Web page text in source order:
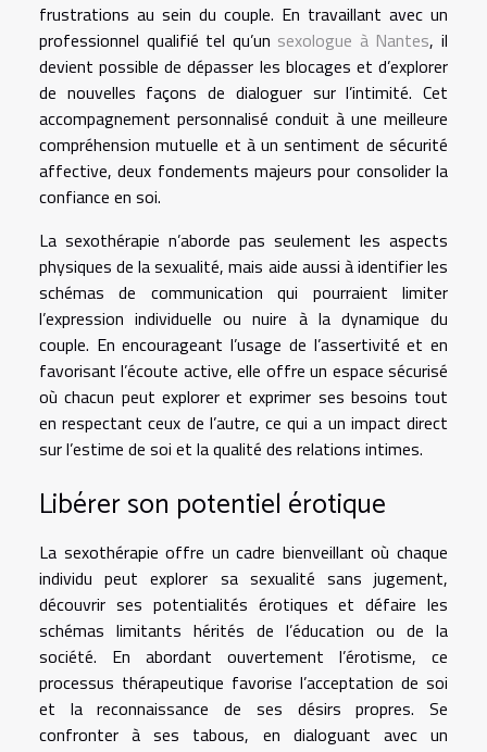
frustrations au sein du couple. En travaillant avec un
professionnel qualifié tel qu’un sexologue à Nantes, il
devient possible de dépasser les blocages et d’explorer
de nouvelles façons de dialoguer sur l’intimité. Cet
accompagnement personnalisé conduit à une meilleure
compréhension mutuelle et à un sentiment de sécurité
affective, deux fondements majeurs pour consolider la
confiance en soi.
La sexothérapie n’aborde pas seulement les aspects
physiques de la sexualité, mais aide aussi à identifier les
schémas de communication qui pourraient limiter
l’expression individuelle ou nuire à la dynamique du
couple. En encourageant l’usage de l’assertivité et en
favorisant l’écoute active, elle offre un espace sécurisé
où chacun peut explorer et exprimer ses besoins tout
en respectant ceux de l’autre, ce qui a un impact direct
sur l’estime de soi et la qualité des relations intimes.
Libérer son potentiel érotique
La sexothérapie offre un cadre bienveillant où chaque
individu peut explorer sa sexualité sans jugement,
découvrir ses potentialités érotiques et défaire les
schémas limitants hérités de l’éducation ou de la
société. En abordant ouvertement l’érotisme, ce
processus thérapeutique favorise l’acceptation de soi
et la reconnaissance de ses désirs propres. Se
confronter à ses tabous, en dialoguant avec un